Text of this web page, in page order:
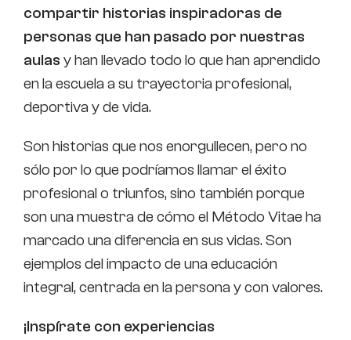
compartir historias inspiradoras de
personas que han pasado por nuestras
aulas y han llevado todo lo que han aprendido
en la escuela a su trayectoria profesional,
deportiva y de vida.
Son historias que nos enorgullecen, pero no
sólo por lo que podríamos llamar el éxito
profesional o triunfos, sino también porque
son una muestra de cómo el Método Vitae ha
marcado una diferencia en sus vidas. Son
ejemplos del impacto de una educación
integral, centrada en la persona y con valores.
¡Inspírate con experiencias